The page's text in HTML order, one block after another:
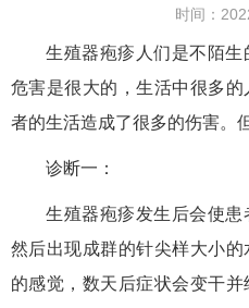
时间：
生殖器疱疹人们是不陌
危害是很大的，生活中很多
者的生活造成了很多的伤害。
诊断一：
生殖器疱疹发生后会使患
然后出现成群的针尖样大小
的感觉，数天后症状会变干